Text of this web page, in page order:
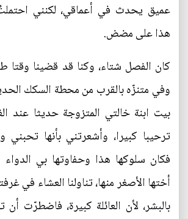
عميق يحدث في أعماقي، لكنني
هذا على مضض.
كان الفصل شتاء، وكنا قد قضينا وقتا
وفي متنزّه بالقرب من محطة السكك
بيت ابنة خالتي المتزوجة حديثا عند
ترحيبا كبيرا، وأشعرتني بأنها تحبني
فكان سلوكها هذا وحفاوتها بي
أختها الأصغر منها، تناولنا العشاء في
بالبشر، لأن العائلة كبيرة، فاضطرّت